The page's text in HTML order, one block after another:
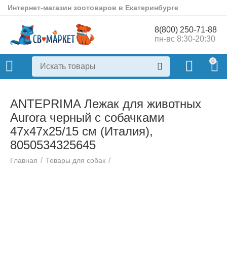
Интернет-магазин зоотоваров в Екатеринбурге
8(800) 250-71-88
пн-вс 8:30-20:30
0
ANTEPRIMA Лежак для животных
Aurora черный с собачками
47х47х25/15 см (Италия),
8050534325645
Главная / Товары для собак /